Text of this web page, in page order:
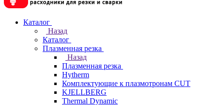
Каталог
Назад
Каталог
Плазменная резка
Назад
Плазменная резка
Hytherm
Комплектующие к плазмотронам CUT
KJELLBERG
Thermal Dynamic